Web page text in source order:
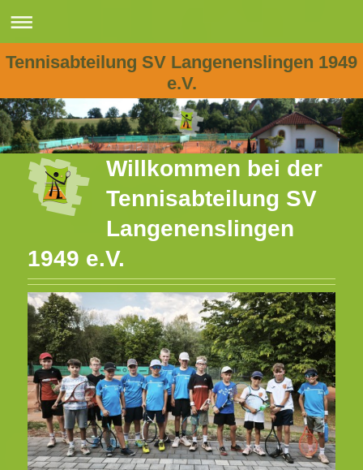
Tennisabteilung SV Langenenslingen 1949
e.V.
Willkommen bei der
Tennisabteilung SV
Langenenslingen
1949 e.V.